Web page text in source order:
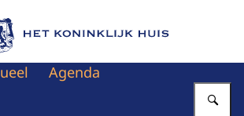
de homepage van Het Koninklijk Huis
Agenda